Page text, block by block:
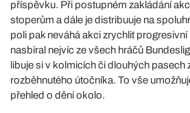
příspěvku. Při postupném zakládání
stoperům a dále je distribuuje na
poli pak neváhá akci zrychlit
nasbíral nejvíc ze všech hráčů
libuje si v kolmicích či dlouhých pasech
rozběhnutého útočníka. To vše
přehled o dění okolo.